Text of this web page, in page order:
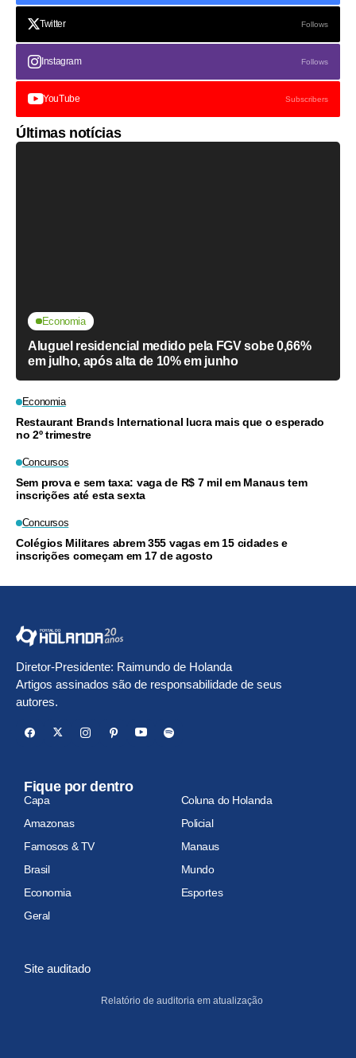
Twitter Follows
Instagram Follows
YouTube Subscribers
Últimas notícias
Economia
Aluguel residencial medido pela FGV sobe 0,66%
em julho, após alta de 10% em junho
Economia
Restaurant Brands International lucra mais que o esperado
no 2º trimestre
Concursos
Sem prova e sem taxa: vaga de R$ 7 mil em Manaus tem
inscrições até esta sexta
Concursos
Colégios Militares abrem 355 vagas em 15 cidades e
inscrições começam em 17 de agosto
Diretor-Presidente: Raimundo de Holanda
Artigos assinados são de responsabilidade de seus
autores.
Fique por dentro
Capa
Coluna do Holanda
Amazonas
Policial
Famosos & TV
Manaus
Brasil
Mundo
Economia
Esportes
Geral
Site auditado
Relatório de auditoria em atualização